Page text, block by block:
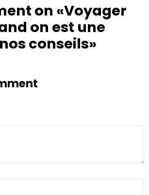
on «Voyager
on est une
conseils»